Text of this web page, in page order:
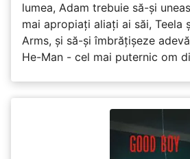
lumea, Adam trebuie să-și
mai apropiați aliați ai săi, Teela
Arms, și să-și îmbrățișeze
He-Man - cel mai puternic om